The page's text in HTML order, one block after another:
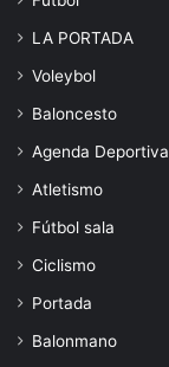
LA PORTADA
Voleybol
Baloncesto
Agenda Deportiva
Atletismo
Fútbol sala
Ciclismo
Portada
Balonmano